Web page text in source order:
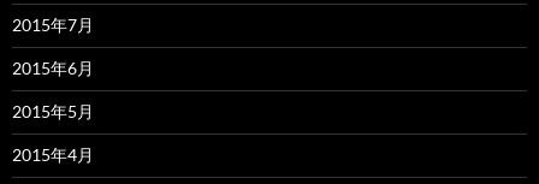
2015年7月
2015年6月
2015年5月
2015年4月